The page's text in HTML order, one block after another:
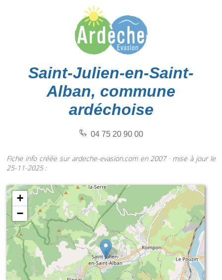
Saint-Julien-en-Saint-
Alban, commune
ardéchoise
04 75 20 90 00
Fiche info créée sur ardeche-evasion.com en 2007 · mise à jour le
25-11-2025 :
+
−